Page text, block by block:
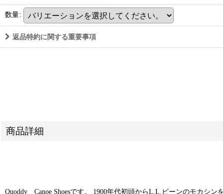
数量:
返品特約に関する重要事項
商品詳細
Quoddy Canoe Shoesです。 1900年代初頭からL.L.ビーンのモカシ